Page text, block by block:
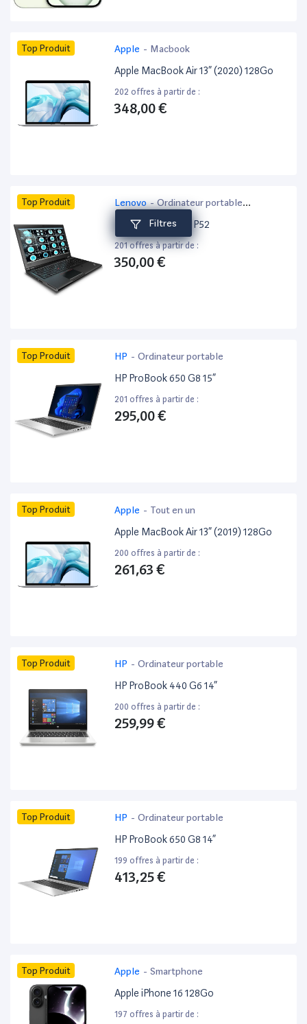
Filtres
Top Produit Apple - Macbook
Apple MacBook Air 13” (2020) 128Go
202 offres à partir de :
348,00 €
Top Produit Lenovo- Ordinateur portable
bureautique
Lenovo ThinkPad P52
201 offres à partir de :
350,00 €
Top Produit HP - Ordinateur portable
HP ProBook 650 G8 15”
201 offres à partir de :
295,00 €
Top Produit Apple - Tout en un
Apple MacBook Air 13” (2019) 128Go
200 offres à partir de :
261,63 €
Top Produit HP - Ordinateur portable
HP ProBook 440 G6 14”
200 offres à partir de :
259,99 €
Top Produit HP - Ordinateur portable
HP ProBook 650 G8 14”
199 offres à partir de :
413,25 €
Top Produit Apple - Smartphone
Apple iPhone 16 128Go
197 offres à partir de :